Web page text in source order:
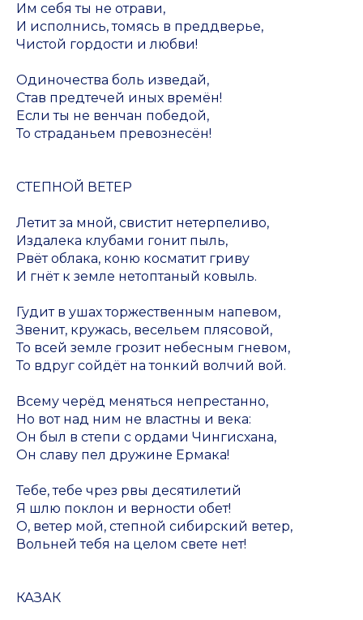
Им себя ты не отрави,
И исполнись, томясь в преддверье,
Чистой гордости и любви!
Одиночества боль изведай,
Став предтечей иных времён!
Если ты не венчан победой,
То страданьем превознесён!
СТЕПНОЙ ВЕТЕР
Летит за мной, свистит нетерпеливо,
Издалека клубами гонит пыль,
Рвёт облака, коню косматит гриву
И гнёт к земле нетоптаный ковыль.
Гудит в ушах торжественным напевом,
Звенит, кружась, весельем плясовой,
То всей земле грозит небесным гневом,
То вдруг сойдёт на тонкий волчий вой.
Всему черёд меняться непрестанно,
Но вот над ним не властны и века:
Он был в степи с ордами Чингисхана,
Он славу пел дружине Ермака!
Тебе, тебе чрез рвы десятилетий
Я шлю поклон и верности обет!
О, ветер мой, степной сибирский ветер,
Вольней тебя на целом свете нет!
КАЗАК